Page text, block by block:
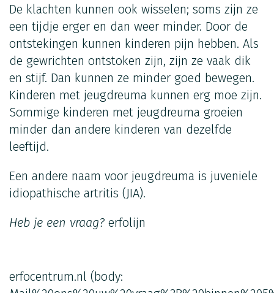
De klachten kunnen ook wisselen; soms zijn ze
een tijdje erger en dan weer minder. Door de
ontstekingen kunnen kinderen pijn hebben. Als
de gewrichten ontstoken zijn, zijn ze vaak dik
en stijf. Dan kunnen ze minder goed bewegen.
Kinderen met jeugdreuma kunnen erg moe zijn.
Sommige kinderen met jeugdreuma groeien
minder dan andere kinderen van dezelfde
leeftijd.
Een andere naam voor jeugdreuma is juveniele
idiopathische artritis (JIA).
Heb je een vraag? erfolijn
erfocentrum.nl (body: